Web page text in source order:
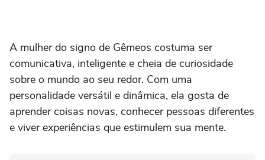
A mulher do signo de Gêmeos costuma ser
comunicativa, inteligente e cheia de curiosidade
sobre o mundo ao seu redor. Com uma
personalidade versátil e dinâmica, ela gosta de
aprender coisas novas, conhecer pessoas diferentes
e viver experiências que estimulem sua mente.